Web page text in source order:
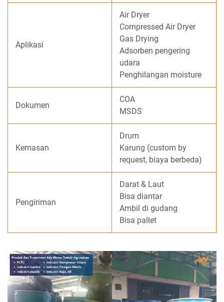
Aplikasi
Air Dryer
Compressed Air Dryer
Gas Drying
Adsorben pengering
udara
Penghilangan moisture
Dokumen
COA
MSDS
Kemasan
Drum
Karung (custom by
request, biaya berbeda)
Pengiriman
Darat & Laut
Bisa diantar
Ambil di gudang
Bisa pallet